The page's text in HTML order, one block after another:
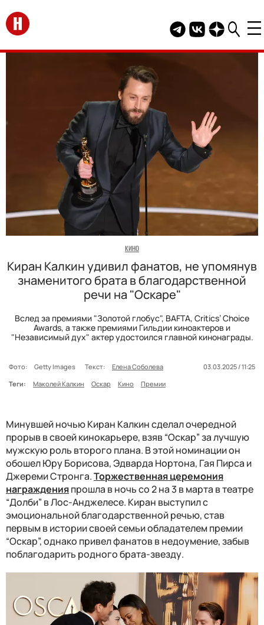
Перейти на главную
Telegram канал
Группа HELLO
Канал
КИНО
Киран Калкин удивил фанатов, не упомянув
знаменитого брата в благодарственной
речи на "Оскаре"
Вслед за премиями "Золотой глобус", BAFTA, Critics’ Choice
Awards, а также премиями Гильдии киноактеров и
"Независимый дух" актер удостоился главной кинонаграды.
Фото: Getty Images Текст: Елена Соболева
03.03.2025 / 11:25
Теги:
Маколей Калкин Оскар Кино Премии
Минувшей ночью Киран Калкин сделал очередной
прорыв в своей кинокарьере, взяв “Оскар” за лучшую
мужскую роль второго плана. В этой номинации он
обошел Юру Борисова, Эдварда Нортона, Гая Пирса и
Джереми Стронга.Торжественная церемония
награжденияпрошла в ночь со 2 на 3 в марта в театре
“Долби” в Лос-Анджелесе. Киран выступил с
эмоциональной благодарственной речью, став
первым в истории своей семьи обладателем премии
“Оскар”, однако привел фанатов в недоумение, забыв
поблагодарить родного брата-звезду.